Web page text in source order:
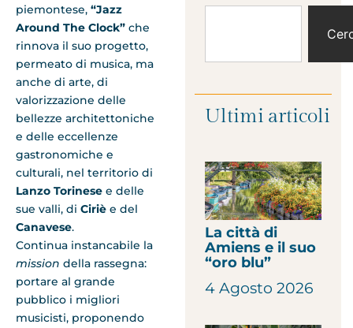
piemontese, “Jazz
Around The Clock” che
rinnova il suo progetto,
permeato di musica, ma
anche di arte, di
valorizzazione delle
bellezze architettoniche
e delle eccellenze
gastronomiche e
culturali, nel territorio di
Lanzo Torinese e delle
sue valli, di Ciriè e del
Canavese.
Continua instancabile la
mission della rassegna:
portare al grande
pubblico i migliori
musicisti, proponendo
Ultimi articoli
La città di
Amiens e il suo
“oro blu”
4 Agosto 2026